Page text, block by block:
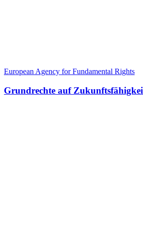
European Agency for Fundamental Rights
Grundrechte auf